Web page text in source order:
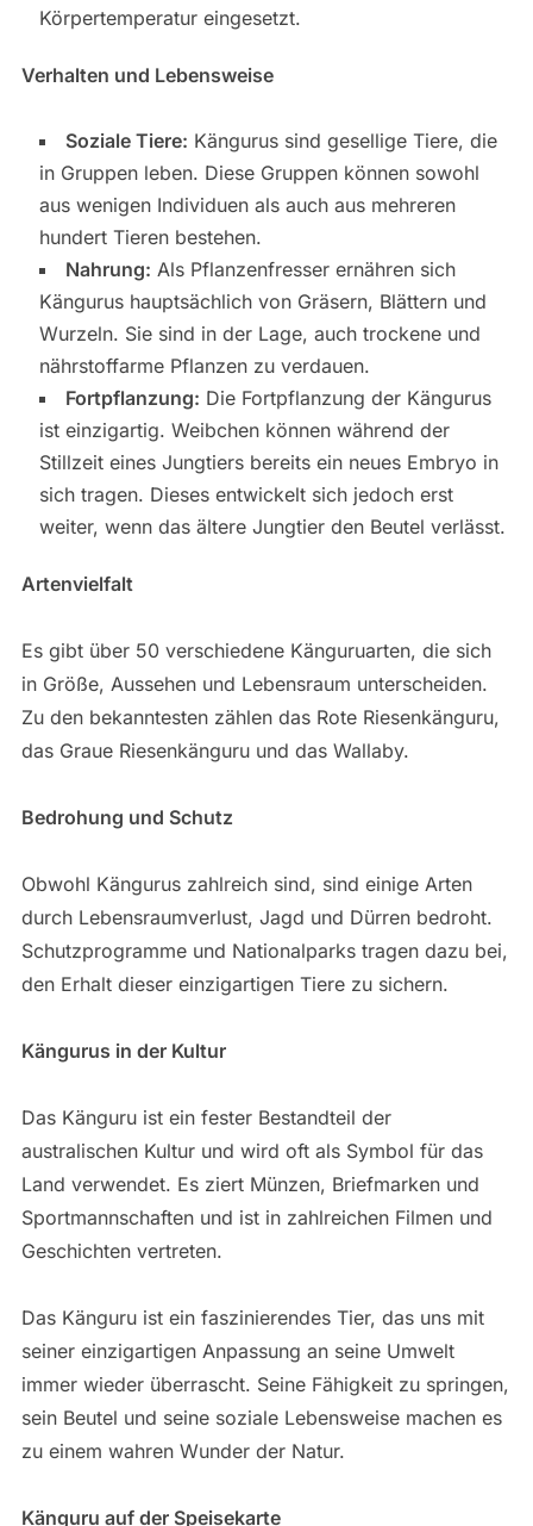
Körpertemperatur eingesetzt.
Verhalten und Lebensweise
Soziale Tiere: Kängurus sind gesellige Tiere, die
in Gruppen leben. Diese Gruppen können sowohl
aus wenigen Individuen als auch aus mehreren
hundert Tieren bestehen.
Nahrung: Als Pflanzenfresser ernähren sich
Kängurus hauptsächlich von Gräsern, Blättern und
Wurzeln. Sie sind in der Lage, auch trockene und
nährstoffarme Pflanzen zu verdauen.
Fortpflanzung: Die Fortpflanzung der Kängurus
ist einzigartig. Weibchen können während der
Stillzeit eines Jungtiers bereits ein neues Embryo in
sich tragen. Dieses entwickelt sich jedoch erst
weiter, wenn das ältere Jungtier den Beutel verlässt.
Artenvielfalt
Es gibt über 50 verschiedene Känguruarten, die sich
in Größe, Aussehen und Lebensraum unterscheiden.
Zu den bekanntesten zählen das Rote Riesenkänguru,
das Graue Riesenkänguru und das Wallaby.
Bedrohung und Schutz
Obwohl Kängurus zahlreich sind, sind einige Arten
durch Lebensraumverlust, Jagd und Dürren bedroht.
Schutzprogramme und Nationalparks tragen dazu bei,
den Erhalt dieser einzigartigen Tiere zu sichern.
Kängurus in der Kultur
Das Känguru ist ein fester Bestandteil der
australischen Kultur und wird oft als Symbol für das
Land verwendet. Es ziert Münzen, Briefmarken und
Sportmannschaften und ist in zahlreichen Filmen und
Geschichten vertreten.
Das Känguru ist ein faszinierendes Tier, das uns mit
seiner einzigartigen Anpassung an seine Umwelt
immer wieder überrascht. Seine Fähigkeit zu springen,
sein Beutel und seine soziale Lebensweise machen es
zu einem wahren Wunder der Natur.
Känguru auf der Speisekarte